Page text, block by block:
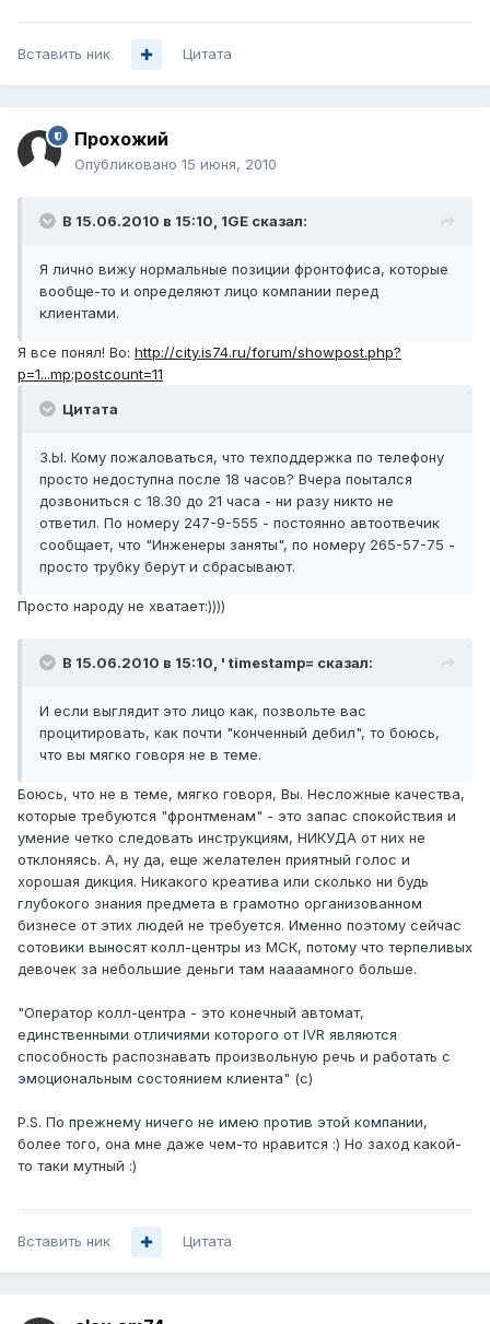
Вставить ник Цитата
Прохожий
Опубликовано 15 июня, 2010
В 15.06.2010 в 15:10, 1GE сказал:
Я лично вижу нормальные позиции фронтофиса, которые
вообще-то и определяют лицо компании перед
клиентами.
Я все понял! Во: http://city.is74.ru/forum/showpost.php?
p=1...mp;postcount=11
Цитата
З.Ы. Кому пожаловаться, что техподдержка по телефону
просто недоступна после 18 часов? Вчера поытался
дозвониться с 18.30 до 21 часа - ни разу никто не
ответил. По номеру 247-9-555 - постоянно автоотвечик
сообщает, что "Инженеры заняты", по номеру 265-57-75 -
просто трубку берут и сбрасывают.
Просто народу не хватает:))))
В 15.06.2010 в 15:10, ' timestamp= сказал:
И если выглядит это лицо как, позвольте вас
процитировать, как почти "конченный дебил", то боюсь,
что вы мягко говоря не в теме.
Боюсь, что не в теме, мягко говоря, Вы. Несложные качества,
которые требуются "фронтменам" - это запас спокойствия и
умение четко следовать инструкциям, НИКУДА от них не
отклоняясь. А, ну да, еще желателен приятный голос и
хорошая дикция. Никакого креатива или сколько ни будь
глубокого знания предмета в грамотно организованном
бизнесе от этих людей не требуется. Именно поэтому сейчас
сотовики выносят колл-центры из МСК, потому что терпеливых
девочек за небольшие деньги там наааамного больше.
"Оператор колл-центра - это конечный автомат,
единственными отличиями которого от IVR являются
способность распознавать произвольную речь и работать с
эмоциональным состоянием клиента" (с)
P.S. По прежнему ничего не имею против этой компании,
более того, она мне даже чем-то нравится :) Но заход какой-
то таки мутный :)
Вставить ник Цитата